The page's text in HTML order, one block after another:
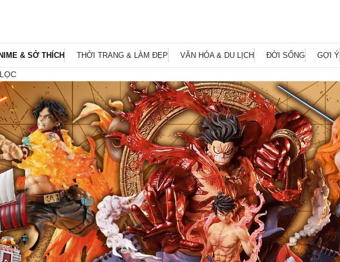
& SỞ THÍCH THỜI TRANG & LÀM ĐẸP VĂN HÓA & DU LỊCH ĐỜI SỐNG GỢI Ý